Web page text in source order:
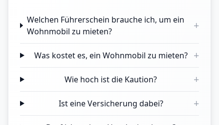
Welchen Führerschein brauche ich, um ein
Wohnmobil zu mieten?
+
Was kostet es, ein Wohnmobil zu mieten? +
Wie hoch ist die Kaution? +
Ist eine Versicherung dabei? +